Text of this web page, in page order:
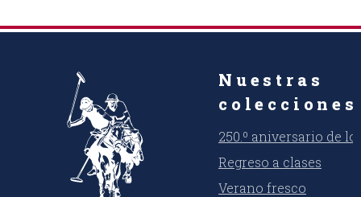
Nuestras
colecciones
250.º aniversario de
Regreso a clases
Verano fresco